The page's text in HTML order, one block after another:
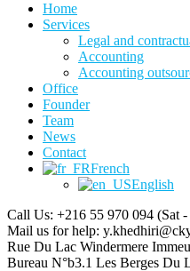
Home
Services
Legal and
Accounting
Accounting
Office
Founder
Team
News
Contact
French
English
Call Us: +216 55 970 094 (Sat
Mail us for help:
Rue Du Lac Windermere
Bureau N°b3.1 Les Berges Du